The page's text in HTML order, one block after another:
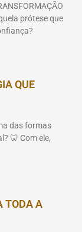
prótese que
QUE
das formas
🦷 Com ele,
TODA A